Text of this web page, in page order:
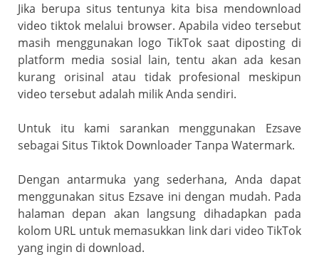
Jika berupa situs tentunya kita bisa mendownload
video tiktok melalui browser. Apabila video tersebut
masih menggunakan logo TikTok saat diposting di
platform media sosial lain, tentu akan ada kesan
kurang orisinal atau tidak profesional meskipun
video tersebut adalah milik Anda sendiri.
Untuk itu kami sarankan menggunakan Ezsave
sebagai Situs Tiktok Downloader Tanpa Watermark.
Dengan antarmuka yang sederhana, Anda dapat
menggunakan situs Ezsave ini dengan mudah. Pada
halaman depan akan langsung dihadapkan pada
kolom URL untuk memasukkan link dari video TikTok
yang ingin di download.